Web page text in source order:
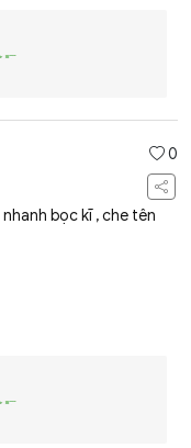
0
bọc kĩ , che tên